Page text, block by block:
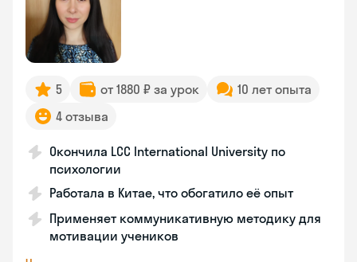
5 от 1880 ₽ за урок
10 лет опыта
4 отзыва
Окончила LCC International University по
психологии
Работала в Китае, что обогатило её опыт
Применяет коммуникативную методику для
мотивации учеников